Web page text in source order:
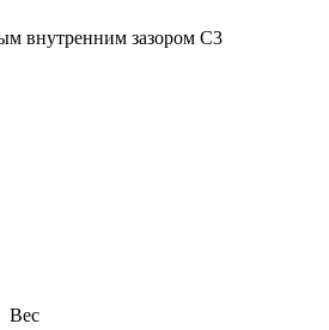
внутренним зазором C3
Вес